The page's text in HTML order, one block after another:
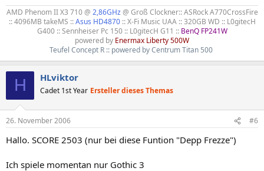
AMD Phenom II X3 710 @ 2,86GHz@ Groß Clockner:: ASRock A770CrossFire
:: 4096MB takeMS ::Asus HD4870:: X-Fi Music UAA :: 320GB WD :: L0gitecH
G400 :: Sennheiser Pc 150 :: L0gitecH G11 :: BenQ FP241W
powered by Enermax Liberty 500W
Teufel Concept R :: powered by Centrum Titan 500
H HLviktor
Cadet 1st Year Ersteller dieses Themas
26. November 2006 #6
Hallo. SCORE 2503 (nur bei diese Funtion "Depp Frezze")
Ich spiele momentan nur Gothic 3